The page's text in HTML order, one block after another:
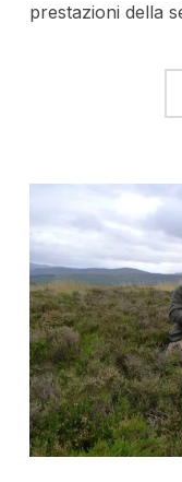
prestazioni della